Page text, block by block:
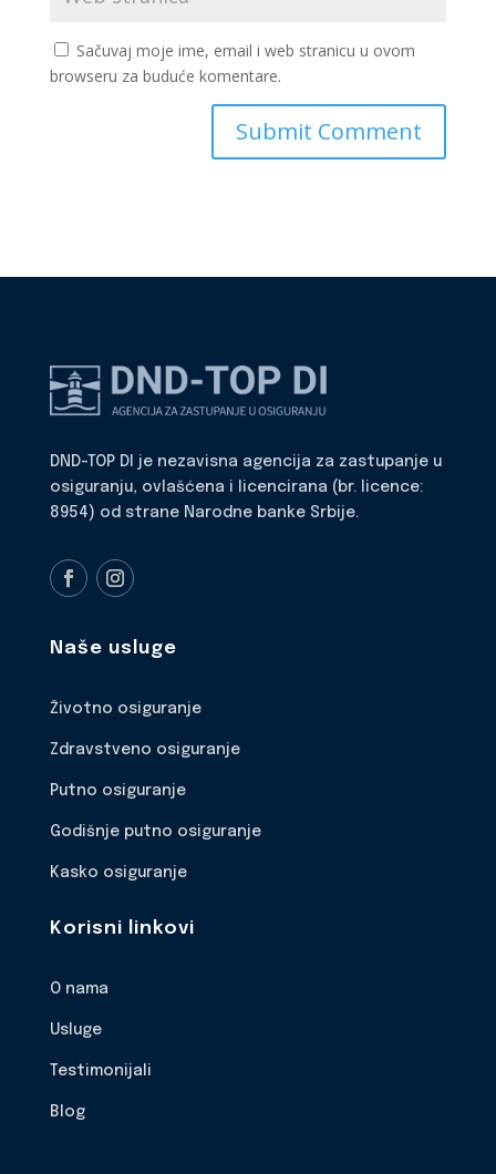
Sačuvaj moje ime, email i web stranicu u ovom
browseru za buduće komentare.
DND-TOP DI je nezavisna agencija za zastupanje u
osiguranju, ovlašćena i licencirana (br. licence:
8954) od strane Narodne banke Srbije.
Naše usluge
Životno osiguranje
Zdravstveno osiguranje
Putno osiguranje
Godišnje putno osiguranje
Kasko osiguranje
Korisni linkovi
O nama
Usluge
Testimonijali
Blog